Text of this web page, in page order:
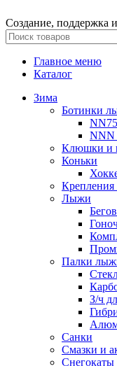
Создание, поддержка
Главное меню
Каталог
Зима
Ботинки
NNN
Клюшки и
Коньки
Лыжи
Палки
З/ч
Санки
Смазки и
Снегокаты